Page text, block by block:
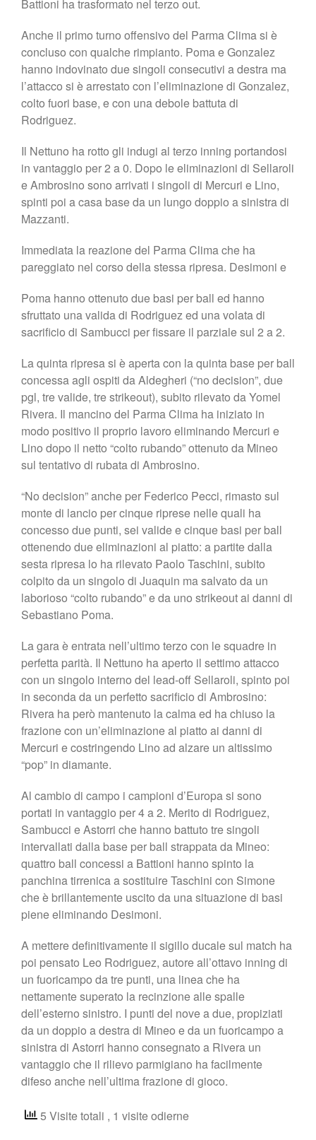
Battioni ha trasformato nel terzo out.
Anche il primo turno offensivo del Parma Clima si è
concluso con qualche rimpianto. Poma e Gonzalez
hanno indovinato due singoli consecutivi a destra ma
l’attacco si è arrestato con l’eliminazione di Gonzalez,
colto fuori base, e con una debole battuta di
Rodriguez.
Il Nettuno ha rotto gli indugi al terzo inning portandosi
in vantaggio per 2 a 0. Dopo le eliminazioni di Sellaroli
e Ambrosino sono arrivati i singoli di Mercuri e Lino,
spinti poi a casa base da un lungo doppio a sinistra di
Mazzanti.
Immediata la reazione del Parma Clima che ha
pareggiato nel corso della stessa ripresa. Desimoni e
Poma hanno ottenuto due basi per ball ed hanno
sfruttato una valida di Rodriguez ed una volata di
sacrificio di Sambucci per fissare il parziale sul 2 a 2.
La quinta ripresa si è aperta con la quinta base per ball
concessa agli ospiti da Aldegheri (“no decision”, due
pgl, tre valide, tre strikeout), subito rilevato da Yomel
Rivera. Il mancino del Parma Clima ha iniziato in
modo positivo il proprio lavoro eliminando Mercuri e
Lino dopo il netto “colto rubando” ottenuto da Mineo
sul tentativo di rubata di Ambrosino.
“No decision” anche per Federico Pecci, rimasto sul
monte di lancio per cinque riprese nelle quali ha
concesso due punti, sei valide e cinque basi per ball
ottenendo due eliminazioni al piatto: a partite dalla
sesta ripresa lo ha rilevato Paolo Taschini, subito
colpito da un singolo di Juaquin ma salvato da un
laborioso “colto rubando” e da uno strikeout ai danni di
Sebastiano Poma.
La gara è entrata nell’ultimo terzo con le squadre in
perfetta parità. Il Nettuno ha aperto il settimo attacco
con un singolo interno del lead-off Sellaroli, spinto poi
in seconda da un perfetto sacrificio di Ambrosino:
Rivera ha però mantenuto la calma ed ha chiuso la
frazione con un’eliminazione al piatto ai danni di
Mercuri e costringendo Lino ad alzare un altissimo
“pop” in diamante.
Al cambio di campo i campioni d’Europa si sono
portati in vantaggio per 4 a 2. Merito di Rodriguez,
Sambucci e Astorri che hanno battuto tre singoli
intervallati dalla base per ball strappata da Mineo:
quattro ball concessi a Battioni hanno spinto la
panchina tirrenica a sostituire Taschini con Simone
che è brillantemente uscito da una situazione di basi
piene eliminando Desimoni.
A mettere definitivamente il sigillo ducale sul match ha
poi pensato Leo Rodriguez, autore all’ottavo inning di
un fuoricampo da tre punti, una linea che ha
nettamente superato la recinzione alle spalle
dell’esterno sinistro. I punti del nove a due, propiziati
da un doppio a destra di Mineo e da un fuoricampo a
sinistra di Astorri hanno consegnato a Rivera un
vantaggio che il rilievo parmigiano ha facilmente
difeso anche nell’ultima frazione di gioco.
5 Visite totali , 1 visite odierne